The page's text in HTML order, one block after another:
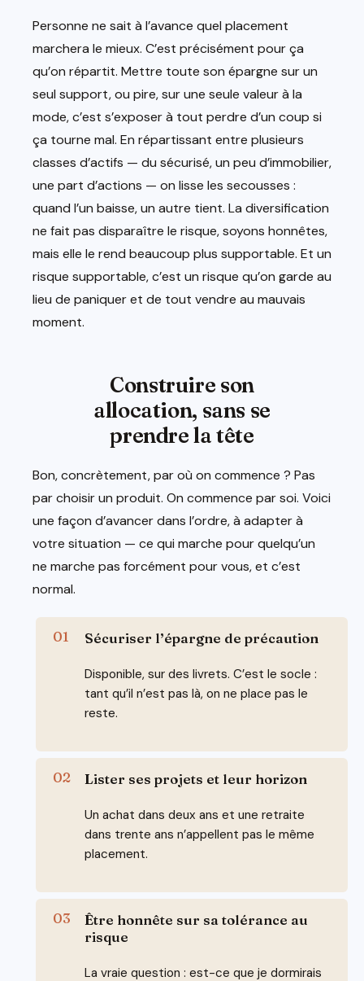
Personne ne sait à l’avance quel placement
marchera le mieux. C’est précisément pour ça
qu’on répartit. Mettre toute son épargne sur un
seul support, ou pire, sur une seule valeur à la
mode, c’est s’exposer à tout perdre d’un coup si
ça tourne mal. En répartissant entre plusieurs
classes d’actifs — du sécurisé, un peu d’immobilier,
une part d’actions — on lisse les secousses :
quand l’un baisse, un autre tient. La diversification
ne fait pas disparaître le risque, soyons honnêtes,
mais elle le rend beaucoup plus supportable. Et un
risque supportable, c’est un risque qu’on garde au
lieu de paniquer et de tout vendre au mauvais
moment.
Construire son
allocation, sans se
prendre la tête
Bon, concrètement, par où on commence ? Pas
par choisir un produit. On commence par soi. Voici
une façon d’avancer dans l’ordre, à adapter à
votre situation — ce qui marche pour quelqu’un
ne marche pas forcément pour vous, et c’est
normal.
Sécuriser l’épargne de précaution
Disponible, sur des livrets. C’est le socle :
tant qu’il n’est pas là, on ne place pas le
reste.
Lister ses projets et leur horizon
Un achat dans deux ans et une retraite
dans trente ans n’appellent pas le même
placement.
Être honnête sur sa tolérance au
risque
La vraie question : est-ce que je dormirais